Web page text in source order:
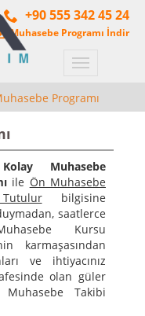
+90 555 342 45 24
Muhasebe Programı İndir
Menü
Programı
Muhasebe
ile Ön Muhasebe
bilgisine
saatlerce
Kursu
karmaşasından
ve ihtiyacınız
olan güler
Takibi